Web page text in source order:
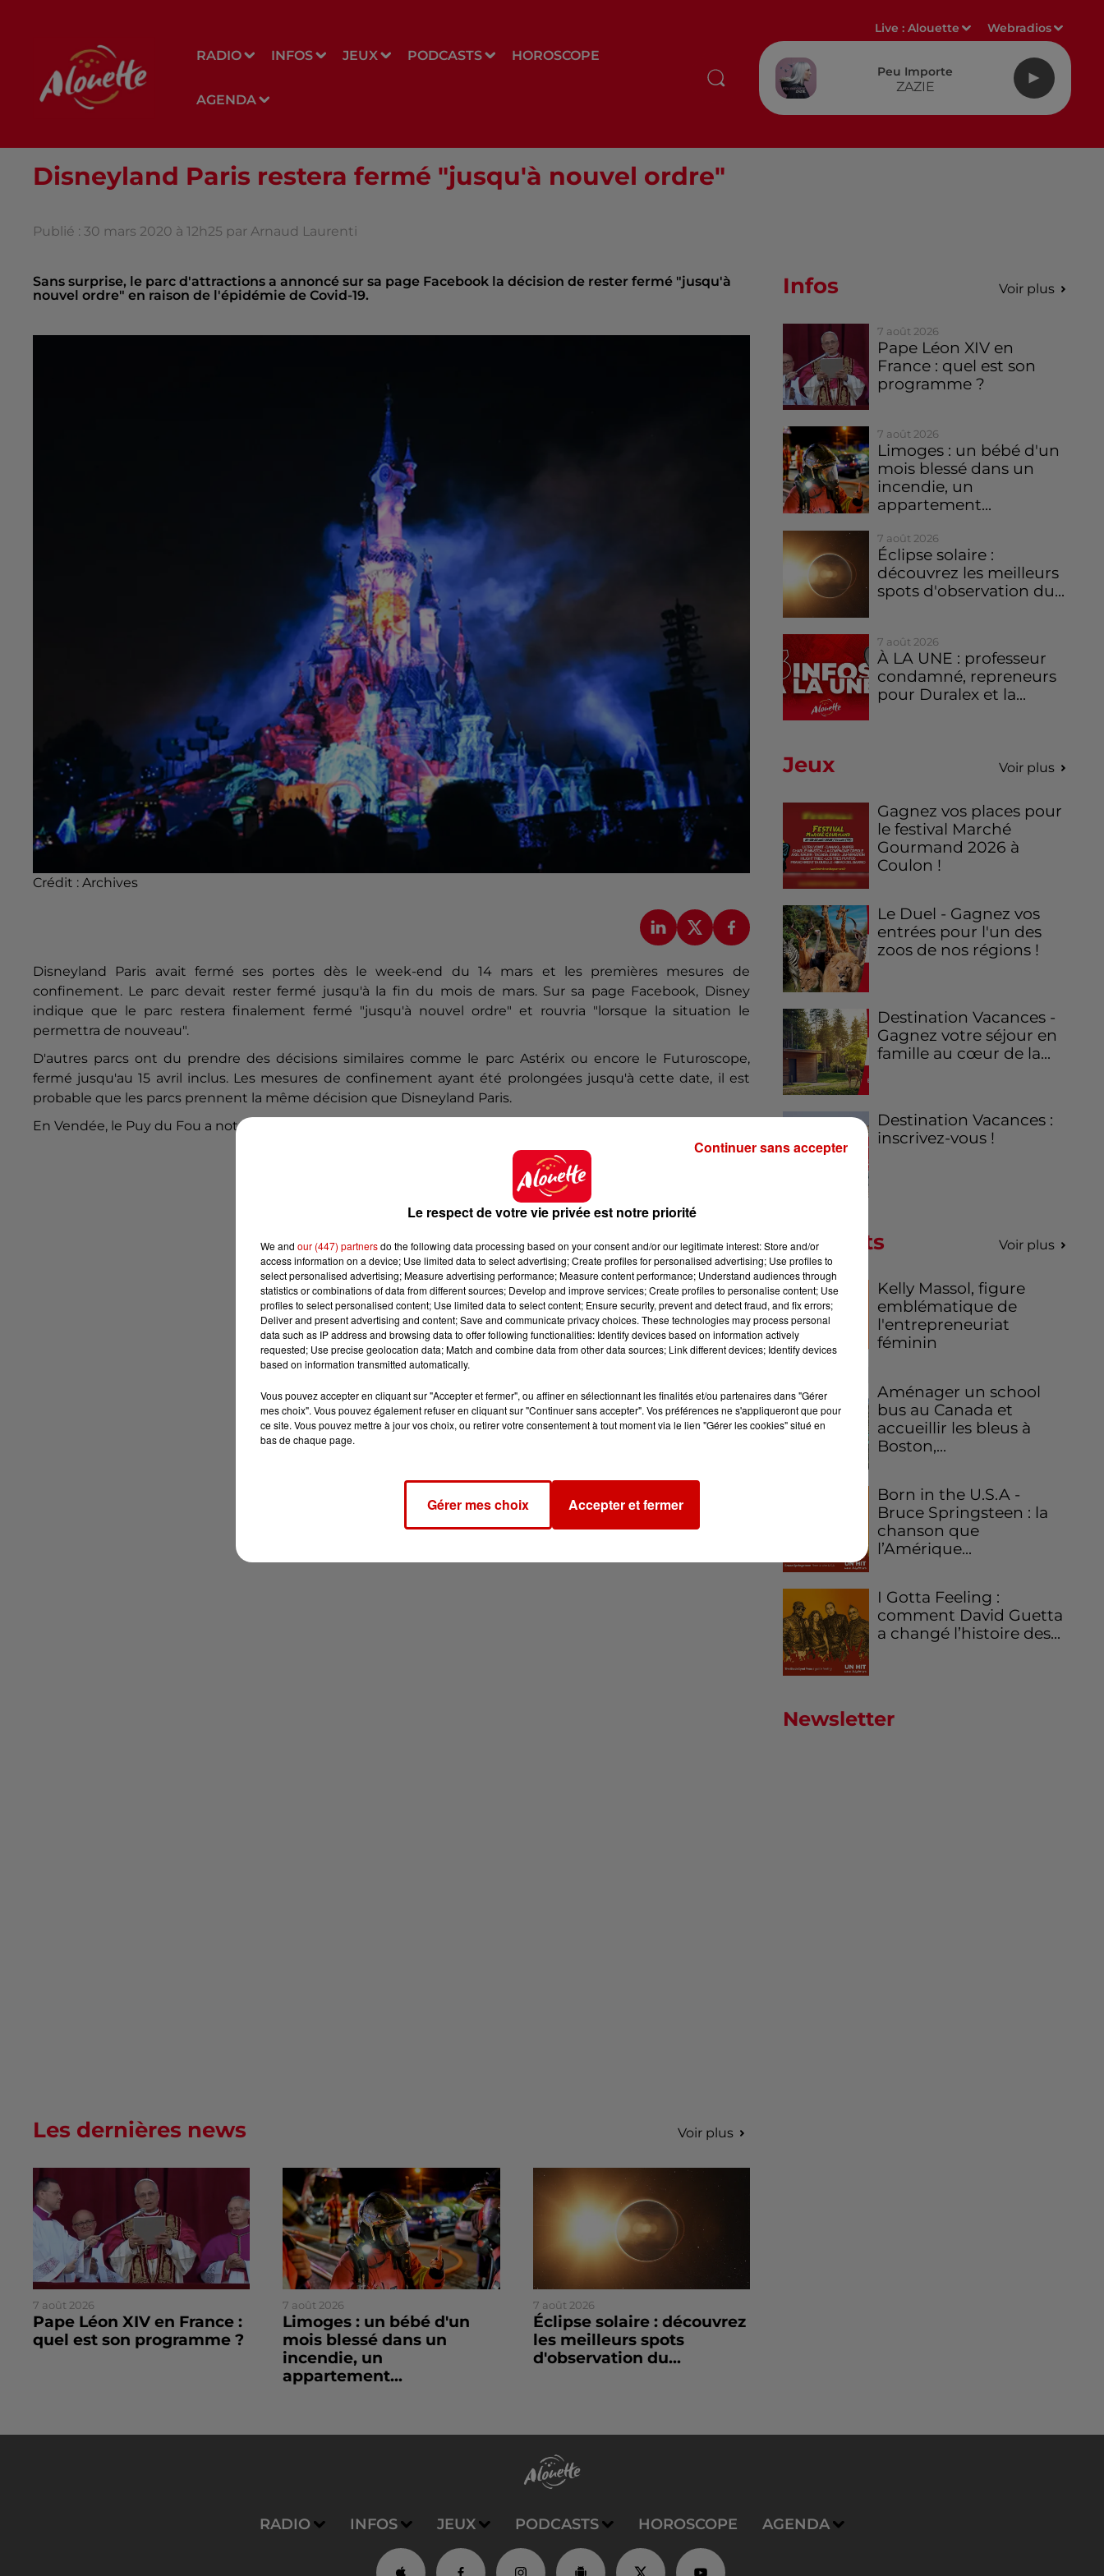
RADIO INFOS JEUX PODCASTS HOROSCOPE
AGENDA
Live :Alouette Webradios
Peu Importe
ZAZIE
Disneyland Paris restera fermé "jusqu'à nouvel ordre"
Publié : 30 mars 2020 à 12h25 par Arnaud Laurenti
Sans surprise, le parc d'attractions a annoncé sur sa page Facebook la décision de rester fermé "jusqu'à
nouvel ordre" en raison de l'épidémie de Covid-19.
Crédit : Archives
Disneyland Paris avait fermé ses portes dès le week-end du 14 mars et les premières mesures de
confinement. Le parc devait rester fermé jusqu'à la fin du mois de mars. Sur sa page Facebook, Disney
indique que le parc restera finalement fermé "jusqu'à nouvel ordre" et rouvria "lorsque la situation le
permettra de nouveau".
D'autres parcs ont du prendre des décisions similaires comme le parc Astérix ou encore le Futuroscope,
fermé jusqu'au 15 avril inclus. Les mesures de confinement ayant été prolongées jusqu'à cette date, il est
probable que les parcs prennent la même décision que Disneyland Paris.
En Vendée, le Puy du Fou a notamment
Infos Voir plus
7 août 2026
Pape Léon XIV en
France : quel est son
programme ?
7 août 2026
Limoges : un bébé d'un
mois blessé dans un
incendie, un
appartement...
7 août 2026
Éclipse solaire :
découvrez les meilleurs
spots d'observation du...
7 août 2026
À LA UNE : professeur
condamné, repreneurs
pour Duralex et la...
Jeux Voir plus
Gagnez vos places pour
le festival Marché
Gourmand 2026 à
Coulon !
Le Duel - Gagnez vos
entrées pour l'un des
zoos de nos régions !
Destination Vacances -
Gagnez votre séjour en
famille au cœur de la...
Destination Vacances :
inscrivez-vous !
Podcasts Voir plus
Kelly Massol, figure
emblématique de
l'entrepreneuriat
féminin
Aménager un school
bus au Canada et
accueillir les bleus à
Boston,...
Born in the U.S.A -
Bruce Springsteen : la
chanson que
l’Amérique...
I Gotta Feeling :
comment David Guetta
a changé l’histoire des...
Newsletter
Les dernières news Voir plus
7 août 2026
Pape Léon XIV en France :
quel est son programme ?
7 août 2026
Limoges : un bébé d'un
mois blessé dans un
incendie, un
appartement...
7 août 2026
Éclipse solaire : découvrez
les meilleurs spots
d'observation du...
RADIO INFOS JEUX PODCASTS HOROSCOPE AGENDA
Le respect de votre vie privée est notre priorité
We and our (447) partnersdo the following data processing based on your consent and/or our legitimate interest: Store and/or
access information on a device; Use limited data to select advertising; Create profiles for personalised advertising; Use profiles to
select personalised advertising; Measure advertising performance; Measure content performance; Understand audiences through
statistics or combinations of data from different sources; Develop and improve services; Create profiles to personalise content; Use
profiles to select personalised content; Use limited data to select content; Ensure security, prevent and detect fraud, and fix errors;
Deliver and present advertising and content; Save and communicate privacy choices. These technologies may process personal
data such as IP address and browsing data to offer following functionalities: Identify devices based on information actively
requested; Use precise geolocation data; Match and combine data from other data sources; Link different devices; Identify devices
based on information transmitted automatically.
Vous pouvez accepter en cliquant sur "Accepter et fermer", ou affiner en sélectionnant les finalités et/ou partenaires dans "Gérer
mes choix". Vous pouvez également refuser en cliquant sur "Continuer sans accepter". Vos préférences ne s'appliqueront que pour
ce site. Vous pouvez mettre à jour vos choix, ou retirer votre consentement à tout moment via le lien "Gérer les cookies" situé en
bas de chaque page.
Gérer mes choix Accepter et fermer
Continuer sans accepter